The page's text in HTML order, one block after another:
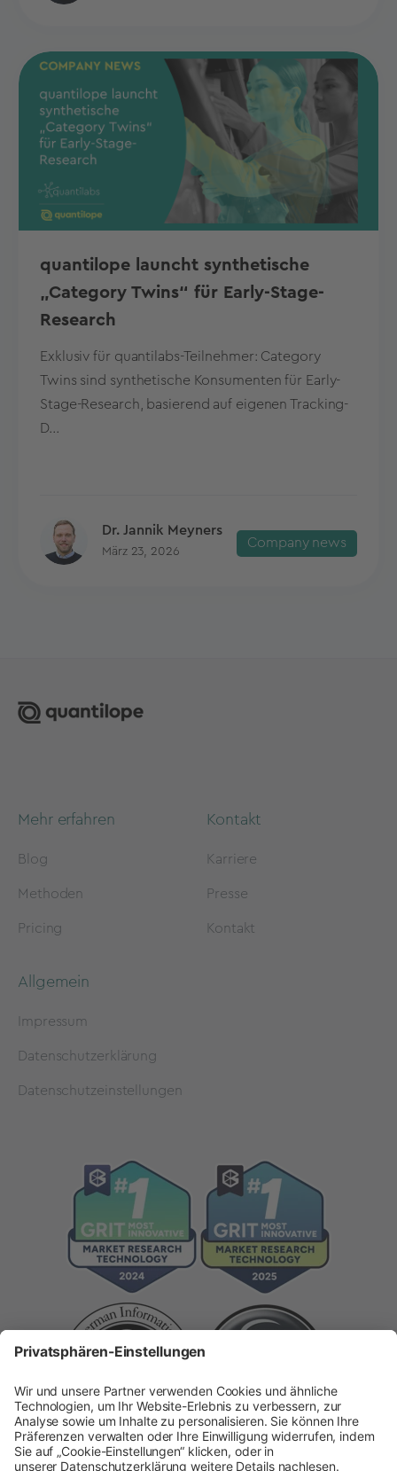
quantilope launcht synthetische
„Category Twins“ für Early-Stage-
Research
Exklusiv für quantilabs-Teilnehmer: Category
Twins sind synthetische Konsumenten für Early-
Stage-Research, basierend auf eigenen Tracking-
D...
Dr. Jannik Meyners
März 23, 2026
Company news
Mehr erfahren
Blog
Methoden
Pricing
Kontakt
Karriere
Presse
Kontakt
Allgemein
Impressum
Datenschutzerklärung
Datenschutzeinstellungen